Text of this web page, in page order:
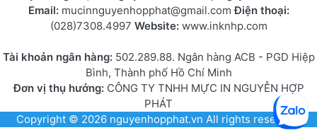
Email: mucinnguyenhopphat@gmail.comĐiện thoại:
(028)7308.4997 Website: www.inknhp.com
Tài khoản ngân hàng: 502.289.88. Ngân hàng ACB - PGD Hiệp
Bình, Thành phố Hồ Chí Minh
Đơn vị thụ hưởng:CÔNG TY TNHH MỰC IN NGUYỄN HỢP
PHÁT
Copyright © 2026 nguyenhopphat.vn All rights reserved.